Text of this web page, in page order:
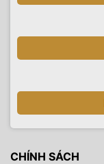
CHÍNH SÁCH